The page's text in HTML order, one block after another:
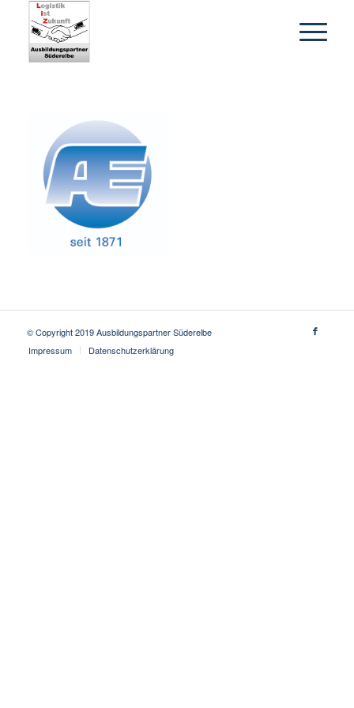
© Copyright 2019 Ausbildungspartner Süderelbe
Impressum
Datenschutzerklärung